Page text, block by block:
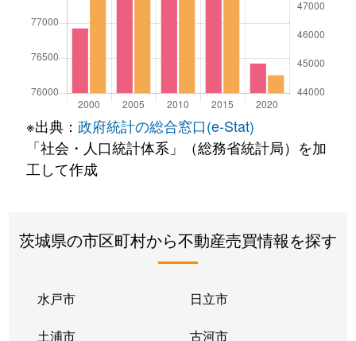
※出典： 政府統計の総合窓口(e-Stat)
「社会・人口統計体系」（総務省統計局）を加
工して作成
茨城県の市区町村から不動産売買情報を探す
水戸市 日立市
土浦市 古河市